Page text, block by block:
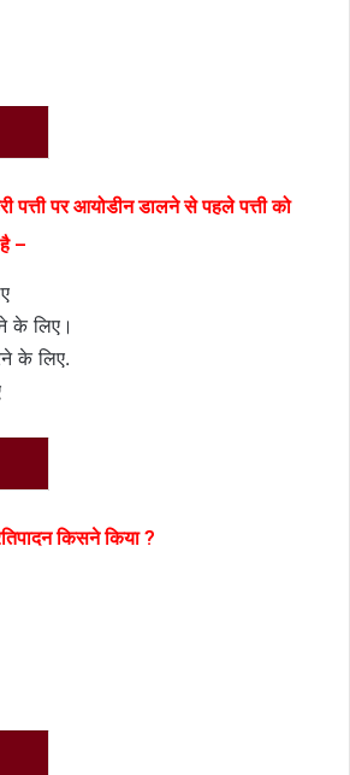
पत्ती पर आयोडीन डालने से पहले पत्ती को
–
के लिए।
के लिए.
किसने किया ?